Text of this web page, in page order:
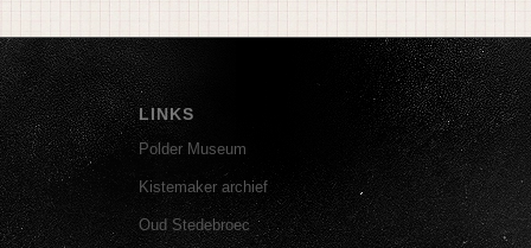
LINKS
Polder Museum
Kistemaker archief
Oud Stedebroec